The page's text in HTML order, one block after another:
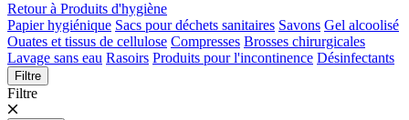
Retour à Produits d'hygiène
Papier hygiénique Sacs pour déchets sanitaires Savons Gel alcoolisé
Ouates et tissus de cellulose Compresses Brosses chirurgicales
Lavage sans eau Rasoirs Produits pour l'incontinence Désinfectants
Filtre
Filtre